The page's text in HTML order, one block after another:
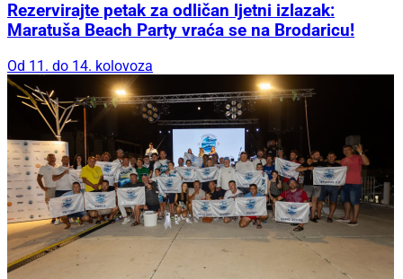
Rezervirajte petak za odličan ljetni izlazak:
Maratuša Beach Party vraća se na Brodaricu!
Od 11. do 14. kolovoza